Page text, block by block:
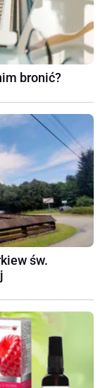
bronić?
św.